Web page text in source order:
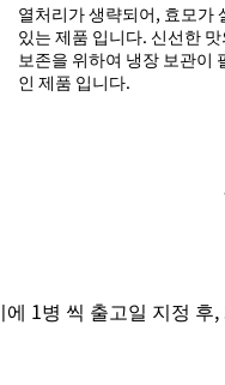
열처리가 생략되어, 효모가
있는 제품 입니다. 신선한 맛
보존을 위하여 냉장 보관이
인 제품 입니다.
1병 씩 출고일 지정 후,